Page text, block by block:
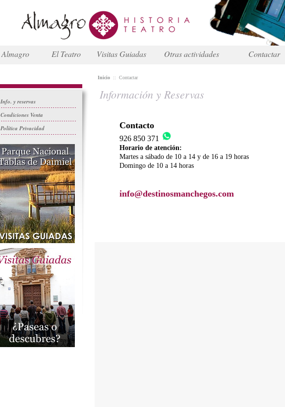
Almagro El Teatro Visitas Guiadas Otras actividades Contactar
Info. y reservas
Condiciones Venta
Política Privacidad
Inicio :: Contactar
Información y Reservas
Contacto
926 850 371
Horario de atención:
Martes a sábado de 10 a 14 y de 16 a 19 horas
Domingo de 10 a 14 horas
info@destinosmanchegos.com